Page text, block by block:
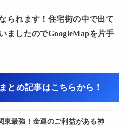
られます！住宅街の中で出て
ましたのでGoogleMapを片手
とめ記事はこちらから！
東最強！金運のご利益がある神